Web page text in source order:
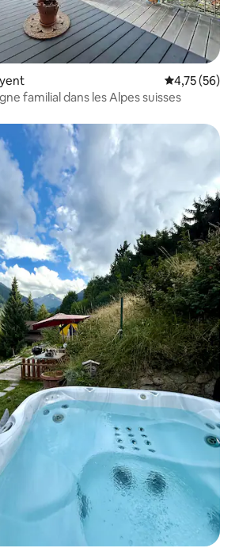
Évaluation
4,75 (56)
familial dans les Alpes suisses